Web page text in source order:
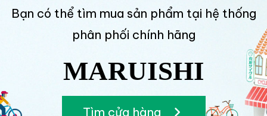
Bạn có thể tìm mua sản phẩm tại hệ thống
phân phối chính hãng
MARUISHI
Tìm cửa hàng